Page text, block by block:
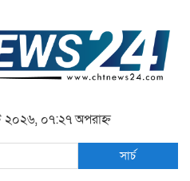
২০২৬, ০৭:২৭ অপরাহ্ন
সার্চ